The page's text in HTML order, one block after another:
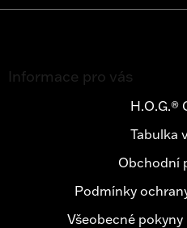
Informace pro vás
H.O.G.®
Tabulka
Obchodní
Podmínky
Všeobecné